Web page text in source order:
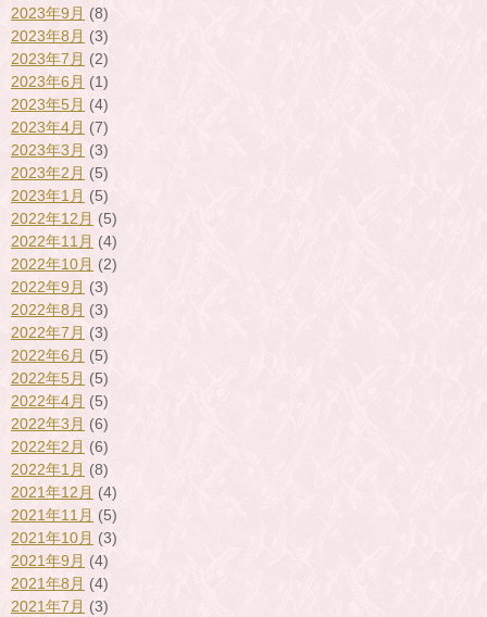
2023年9月 (8)
2023年8月 (3)
2023年7月 (2)
2023年6月 (1)
2023年5月 (4)
2023年4月 (7)
2023年3月 (3)
2023年2月 (5)
2023年1月 (5)
2022年12月 (5)
2022年11月 (4)
2022年10月 (2)
2022年9月 (3)
2022年8月 (3)
2022年7月 (3)
2022年6月 (5)
2022年5月 (5)
2022年4月 (5)
2022年3月 (6)
2022年2月 (6)
2022年1月 (8)
2021年12月 (4)
2021年11月 (5)
2021年10月 (3)
2021年9月 (4)
2021年8月 (4)
2021年7月 (3)